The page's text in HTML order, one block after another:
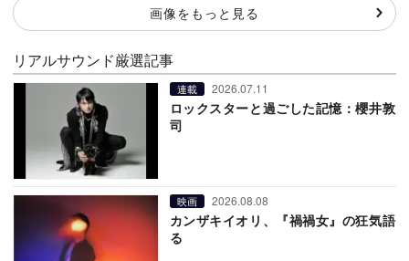
画像をもっと見る
リアルサウンド厳選記事
連載 2026.07.11
ロックスターと過ごした記憶：櫻井敦
司
映画 2026.08.08
カンザキイオリ、『禍禍女』の狂気語
る